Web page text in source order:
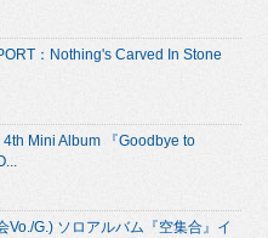
：Nothing's Carved In Stone
4th Mini Album 『Goodbye to
Vo./G.) ソロアルバム『空集合』イ